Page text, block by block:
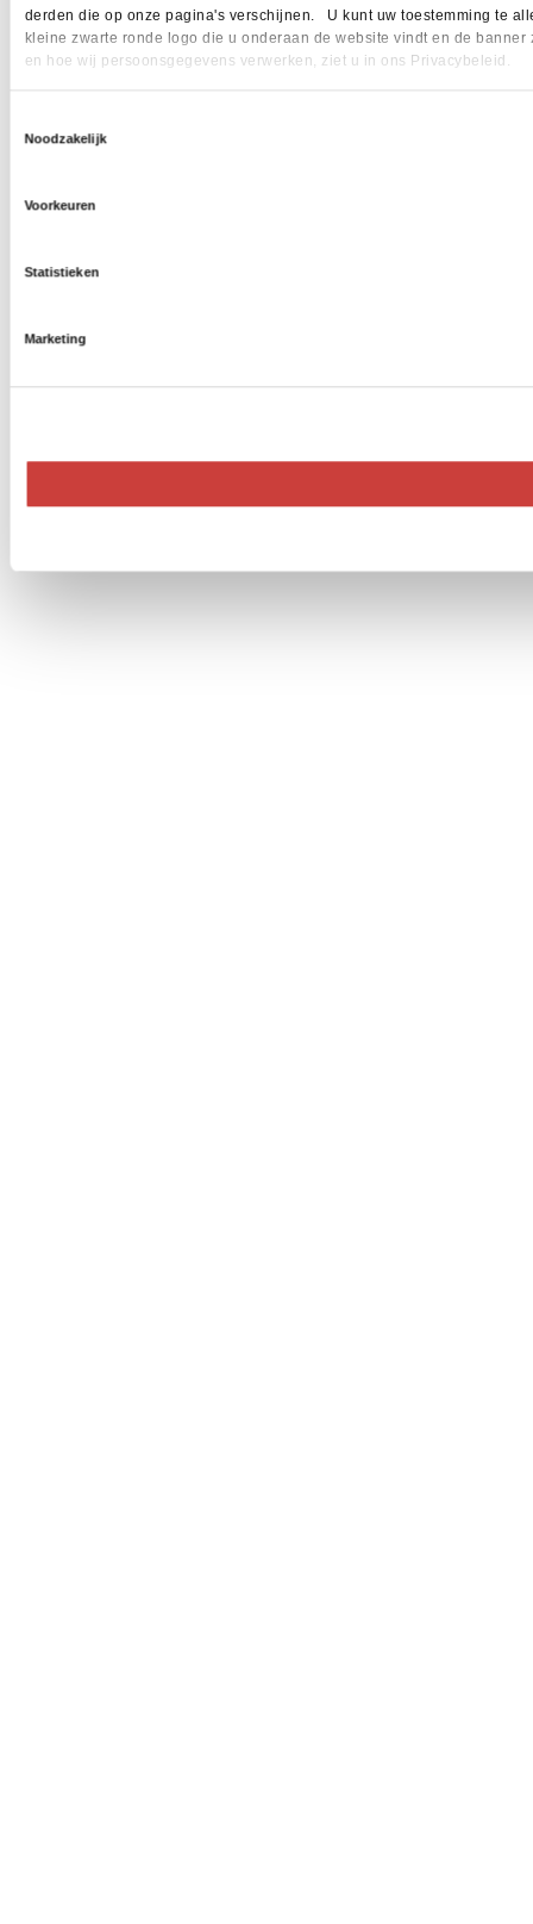
derden die op onze pagina's verschijnen. U kunt uw toestemming te
kleine zwarte ronde logo die u onderaan de website vindt en de
en hoe wij persoonsgegevens verwerken, ziet u in ons Privacybeleid.
Noodzakelijk
Voorkeuren
Statistieken
Marketing